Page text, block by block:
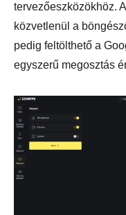
tervezőeszközökhöz.
közvetlenül a
pedig feltölthető a
egyszerű megosztás